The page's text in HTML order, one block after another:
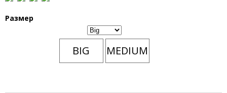
Размер
BIG MEDIUM